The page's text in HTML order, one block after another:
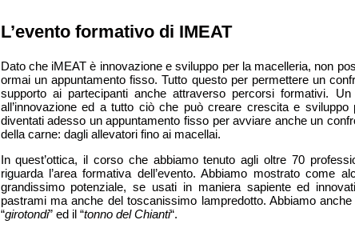
L’evento formativo di IMEAT
Dato che iMEAT è innovazione e sviluppo per la macelleria, non
ormai un appuntamento fisso. Tutto questo per permettere un
supporto ai partecipanti anche attraverso percorsi formativi.
all’innovazione ed a tutto ciò che può creare crescita e
diventati adesso un appuntamento fisso per avviare anche un
della carne: dagli allevatori fino ai macellai.
In quest’ottica, il corso che abbiamo tenuto agli oltre 70
riguarda l’area formativa dell’evento. Abbiamo mostrato come
grandissimo potenziale, se usati in maniera sapiente ed
pastrami ma anche del toscanissimo lampredotto. Abbiamo
“girotondi” ed il “tonno del Chianti“.